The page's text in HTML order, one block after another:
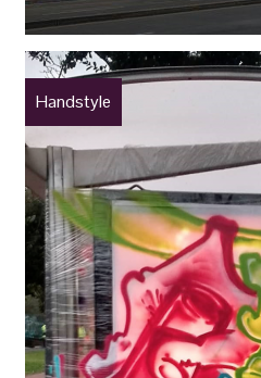
Handstyle